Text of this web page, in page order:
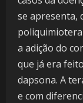
se apresenta,
a adição do
que já era
dapsona. A
e com